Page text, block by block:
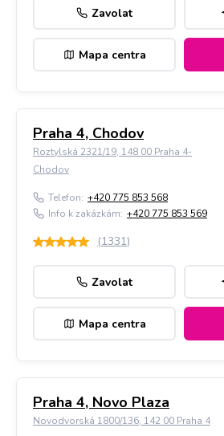
Zavolat
Mapa centra
Praha 4, Chodov
Roztylská 2321/19, 148 00 Praha 4-
Chodov
Telefon: +420 775 853 568
Info k zakázkám: +420 775 853 569
(1331)
Zavolat
Mapa centra
Praha 4, Novo Plaza
Novodvorská 1800/136, 142 00 Praha 4